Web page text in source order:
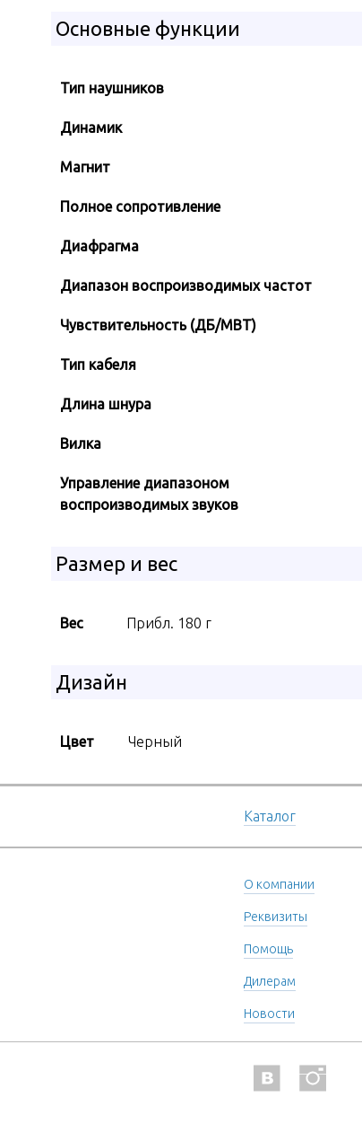
Основные функции
Тип наушников
Динамик
Магнит
Полное сопротивление
Диафрагма
Диапазон воспроизводимых частот
Чувствительность (ДБ/МВТ)
Тип кабеля
Длина шнура
Вилка
Управление диапазоном
воспроизводимых звуков
Размер и вес
Вес Прибл. 180 г
Дизайн
Цвет Черный
Каталог
О компании
Реквизиты
Помощь
Дилерам
Новости